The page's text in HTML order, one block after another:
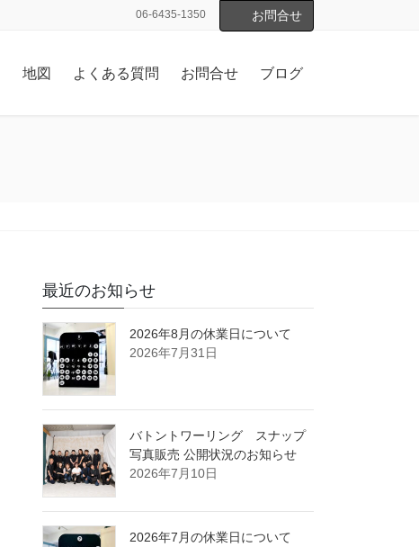
06-6435-1350 お問合せ
地図 よくある質問 お問合せ ブログ
最近のお知らせ
2026年8月の休業日について
2026年7月31日
バトントワーリング スナップ
写真販売 公開状況のお知らせ
2026年7月10日
2026年7月の休業日について